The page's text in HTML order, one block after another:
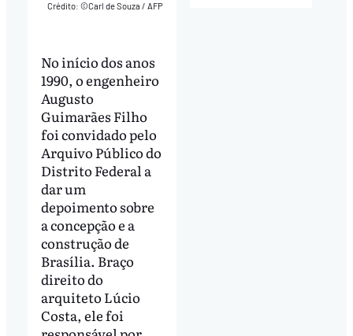
Crédito: ©Carl de Souza / AFP
No início dos anos
1990, o engenheiro
Augusto
Guimarães Filho
foi convidado pelo
Arquivo Público do
Distrito Federal a
dar um
depoimento sobre
a concepção e a
construção de
Brasília. Braço
direito do
arquiteto Lúcio
Costa, ele foi